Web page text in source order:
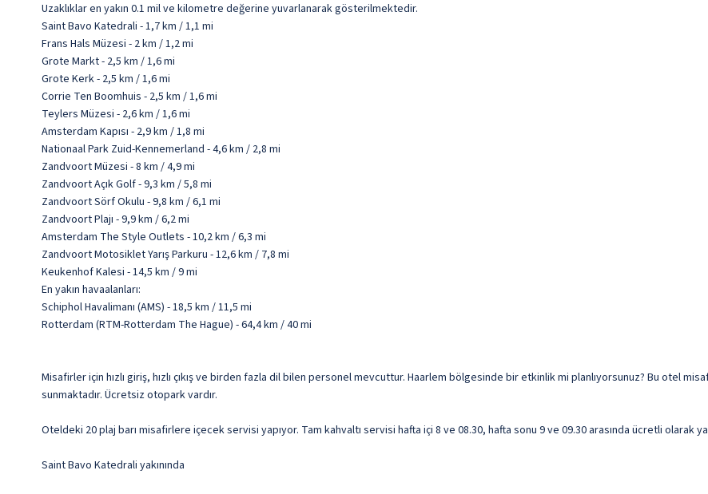
Uzaklıklar en yakın 0.1 mil ve kilometre değerine yuvarlanarak gösterilmektedir.
Saint Bavo Katedrali - 1,7 km / 1,1 mi
Frans Hals Müzesi - 2 km / 1,2 mi
Grote Markt - 2,5 km / 1,6 mi
Grote Kerk - 2,5 km / 1,6 mi
Corrie Ten Boomhuis - 2,5 km / 1,6 mi
Teylers Müzesi - 2,6 km / 1,6 mi
Amsterdam Kapısı - 2,9 km / 1,8 mi
Nationaal Park Zuid-Kennemerland - 4,6 km / 2,8 mi
Zandvoort Müzesi - 8 km / 4,9 mi
Zandvoort Açık Golf - 9,3 km / 5,8 mi
Zandvoort Sörf Okulu - 9,8 km / 6,1 mi
Zandvoort Plajı - 9,9 km / 6,2 mi
Amsterdam The Style Outlets - 10,2 km / 6,3 mi
Zandvoort Motosiklet Yarış Parkuru - 12,6 km / 7,8 mi
Keukenhof Kalesi - 14,5 km / 9 mi
En yakın havaalanları:
Schiphol Havalimanı (AMS) - 18,5 km / 11,5 mi
Rotterdam (RTM-Rotterdam The Hague) - 64,4 km / 40 mi
Misafirler için hızlı giriş, hızlı çıkış ve birden fazla dil bilen personel mevcuttur. Haarlem bölgesinde bir etkinlik mi planlıyorsunuz? Bu otel
sunmaktadır. Ücretsiz otopark vardır.
Oteldeki 20 plaj barı misafirlere içecek servisi yapıyor. Tam kahvaltı servisi hafta içi 8 ve 08.30, hafta sonu 9 ve 09.30 arasında ücretli olarak
Saint Bavo Katedrali yakınında